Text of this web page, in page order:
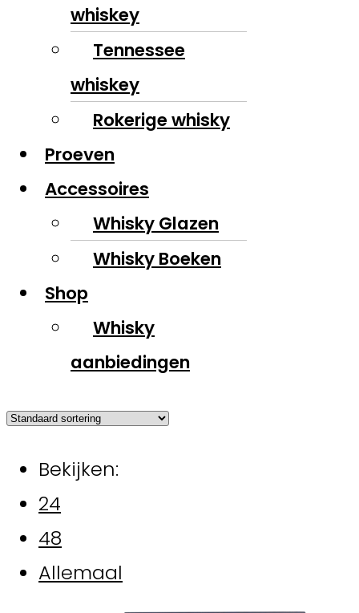
whiskey
Tennessee
whiskey
Rokerige whisky
Proeven
Accessoires
Whisky Glazen
Whisky Boeken
Shop
Whisky
aanbiedingen
Bekijken:
24
48
Allemaal